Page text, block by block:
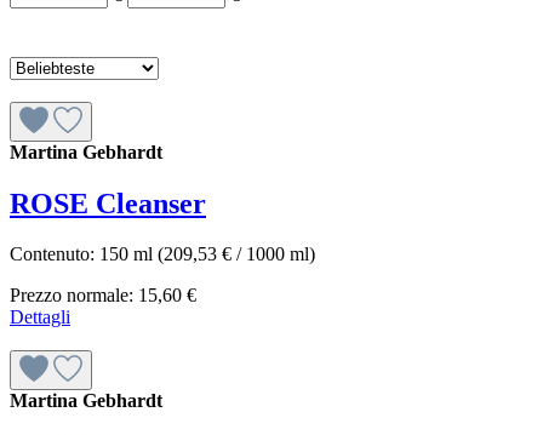
Martina Gebhardt
ROSE Cleanser
Contenuto: 150 ml (209,53 € / 1000 ml)
Prezzo normale: 15,60 €
Dettagli
Martina Gebhardt